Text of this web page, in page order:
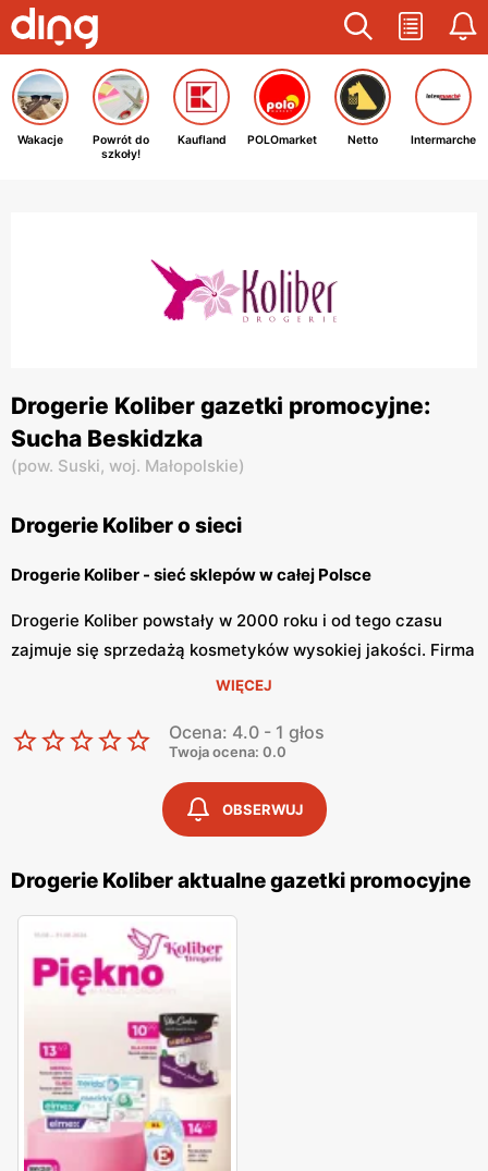
Wakacje
Powrót do
szkoły!
Kaufland POLOmarket Netto Intermarche
Drogerie Koliber gazetki promocyjne:
Sucha Beskidzka
(pow. Suski, woj. Małopolskie)
Drogerie Koliber o sieci
Drogerie Koliber - sieć sklepów w całej Polsce
Drogerie Koliber powstały w 2000 roku i od tego czasu
zajmuje się sprzedażą kosmetyków wysokiej jakości. Firma
zapewnia miłą obsługę oraz produkty wysokiej jakości.
Drogerie Koliber jest szybko rozwijającym się
przedsiębiorstwem i stawia na zapewnienie potrzeb
Drogerie Koliber - szeroka oferta kosmetyków
Drogerie Koliber posiada szeroką ofertę kosmetyków
damskich oraz męskich. W ofercie można znaleźć również
różnorodną chemię domową. W sklepie dostępny szeroki
wybór perfum damskich i męskich, kosmetyków do
ciała, oraz wielu innych.
Drogerie Koliber promocje i rabaty
Drogerie Koliber wypuszcza gazetki reklamowe cyklicznie.
Sieć również robi różnorodne akcji i promocje dla
WIĘCEJ
Ocena: 4.0 - 1 głos
Twoja ocena: 0.0
OBSERWUJ
Drogerie Koliber aktualne gazetki promocyjne